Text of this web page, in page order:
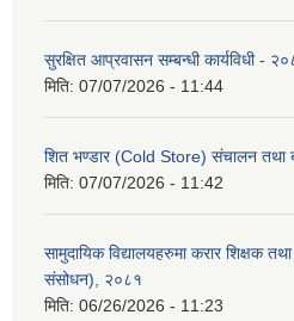
सुरक्षित आप्रवासन सम्बन्धी कार्यविधी -
मिति: 07/07/2026 - 11:44
शित भण्डार (Cold Store) संचालन तथा
मिति: 07/07/2026 - 11:42
सामुदायिक विद्यालयहरुमा करार शिक्षक तथा
संसोधन), २०८१
मिति: 06/26/2026 - 11:23